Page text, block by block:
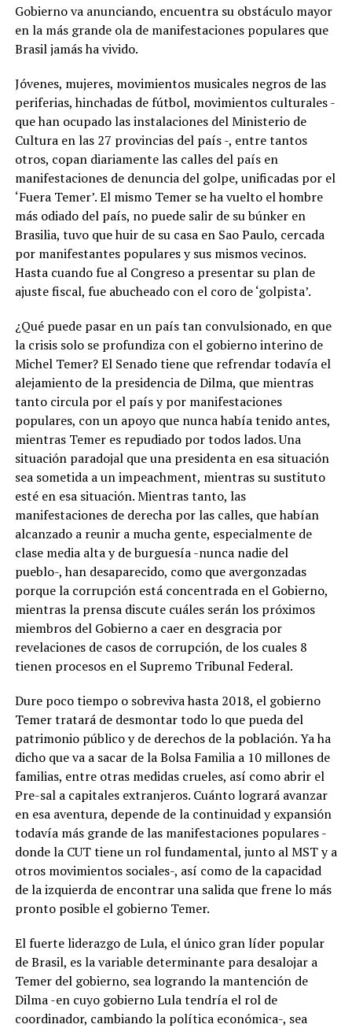
Gobierno va anunciando, encuentra su obstáculo mayor
en la más grande ola de manifestaciones populares que
Brasil jamás ha vivido.
Jóvenes, mujeres, movimientos musicales negros de las
periferias, hinchadas de fútbol, movimientos culturales -
que han ocupado las instalaciones del Ministerio de
Cultura en las 27 provincias del país -, entre tantos
otros, copan diariamente las calles del país en
manifestaciones de denuncia del golpe, unificadas por el
‘Fuera Temer’. El mismo Temer se ha vuelto el hombre
más odiado del país, no puede salir de su búnker en
Brasilia, tuvo que huir de su casa en Sao Paulo, cercada
por manifestantes populares y sus mismos vecinos.
Hasta cuando fue al Congreso a presentar su plan de
ajuste fiscal, fue abucheado con el coro de ‘golpista’.
¿Qué puede pasar en un país tan convulsionado, en que
la crisis solo se profundiza con el gobierno interino de
Michel Temer? El Senado tiene que refrendar todavía el
alejamiento de la presidencia de Dilma, que mientras
tanto circula por el país y por manifestaciones
populares, con un apoyo que nunca había tenido antes,
mientras Temer es repudiado por todos lados. Una
situación paradojal que una presidenta en esa situación
sea sometida a un impeachment, mientras su sustituto
esté en esa situación. Mientras tanto, las
manifestaciones de derecha por las calles, que habían
alcanzado a reunir a mucha gente, especialmente de
clase media alta y de burguesía -nunca nadie del
pueblo-, han desaparecido, como que avergonzadas
porque la corrupción está concentrada en el Gobierno,
mientras la prensa discute cuáles serán los próximos
miembros del Gobierno a caer en desgracia por
revelaciones de casos de corrupción, de los cuales 8
tienen procesos en el Supremo Tribunal Federal.
Dure poco tiempo o sobreviva hasta 2018, el gobierno
Temer tratará de desmontar todo lo que pueda del
patrimonio público y de derechos de la población. Ya ha
dicho que va a sacar de la Bolsa Familia a 10 millones de
familias, entre otras medidas crueles, así como abrir el
Pre-sal a capitales extranjeros. Cuánto logrará avanzar
en esa aventura, depende de la continuidad y expansión
todavía más grande de las manifestaciones populares -
donde la CUT tiene un rol fundamental, junto al MST y a
otros movimientos sociales-, así como de la capacidad
de la izquierda de encontrar una salida que frene lo más
pronto posible el gobierno Temer.
El fuerte liderazgo de Lula, el único gran líder popular
de Brasil, es la variable determinante para desalojar a
Temer del gobierno, sea logrando la mantención de
Dilma -en cuyo gobierno Lula tendría el rol de
coordinador, cambiando la política económica-, sea